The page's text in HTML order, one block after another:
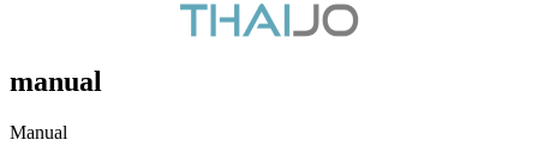
manual
Manual